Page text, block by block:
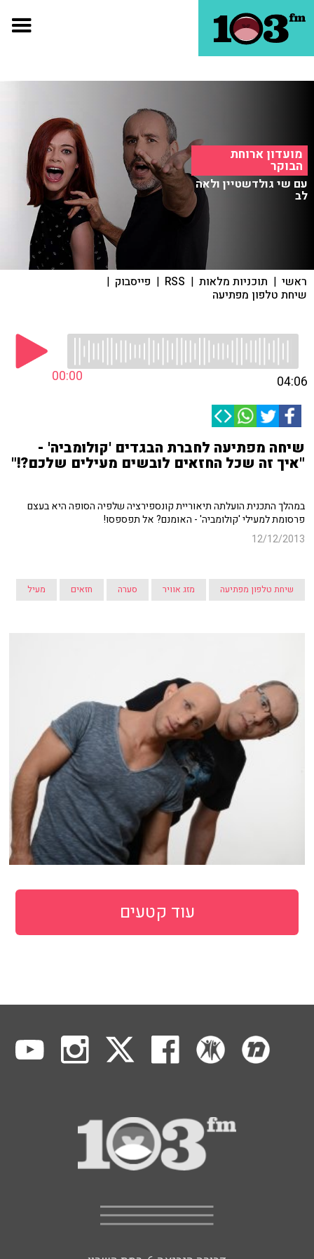
מועדון ארוחת
הבוקר
עם שי גולדשטיין ולאה
לב
ראשי | תוכניות מלאות |
RSS
| פייסבוק |
שיחת טלפון מפתיעה
00:00 04:06
שיחה מפתיעה לחברת הבגדים 'קולומביה' -
"איך זה שכל החזאים לובשים מעילים שלכם?!"
במהלך התכנית הועלתה תיאוריית קונספירציה שלפיה הסופה היא בעצם
פרסומת למעילי 'קולומביה' - האומנם? אל תפספסו!
12/12/2013
שיחת טלפון מפתיעה מזג אוויר סערה חזאים מעיל
עוד קטעים